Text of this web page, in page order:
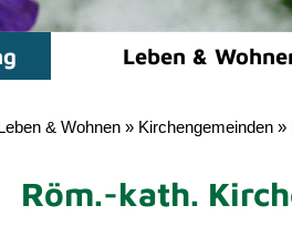
Leben &
& Wohnen » Kirchengemeinden »
Röm.-kath.